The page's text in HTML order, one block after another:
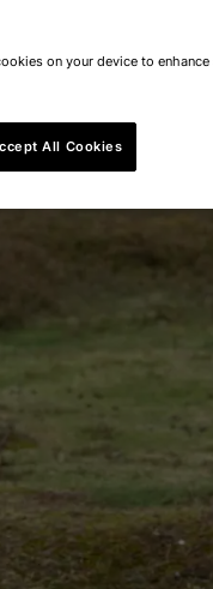
on your device to
All Cookies